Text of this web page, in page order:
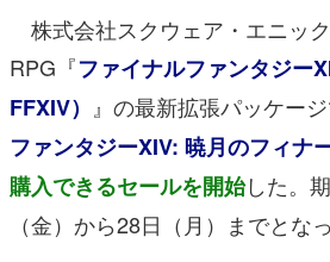
アプリレビュー
その他
電ファミニコゲーマーとは？
運営：株式会社マレ
株式会社スクウェア・エニッ
RPG『ファイナルファンタジー
FFXIV）
』の最新拡張パッケー
ファンタジーXIV: 暁月のフィナ
購入できるセールを開始した。
（金）から28日（月）までとな